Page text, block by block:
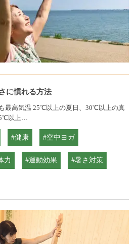
に慣れる方法
最高気温 25℃以上の夏日、30℃以上の真
以上…
#健康 #空中ヨガ
力 #運動効果 #暑さ対策